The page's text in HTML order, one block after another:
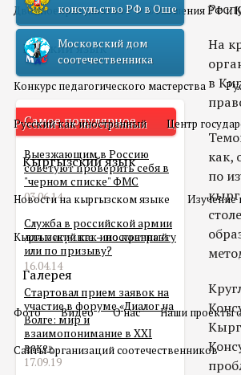
Двойное гражданство Отношения РФ и
Русский язык
Конкурс педагогического мастерства
Русский как иностранный Центр
Кыргызский язык
Новости на кыргызском языке Изучение
Кыргызский как иностранный
Галерея
Фото Видео О нас Наши проекты
Сайты организаций соотечественников
консульство РФ в Оше
Московский дом
соотечественника
Самое популярное
Выезжающим в Россию
советуют проверить себя в
"черном списке" ФМС
03.06.14
Служба в российской армии
для мигранта – по контракту
или по призыву?
16.04.14
Стартовал прием заявок на
участие в форуме «Диалог на
Волге: мир и
взаимопонимание в XXI
веке»
17.09.19
На
в
как,
по